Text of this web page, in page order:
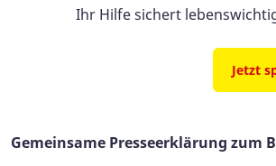
Ihr Hilfe sichert
Jetzt
Gemeinsame Presseerklärung zum